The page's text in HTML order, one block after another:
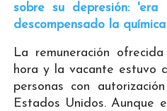
sobre su depresión:
descompensado la
La remuneración
hora y la vacante estuvo
personas con
Estados Unidos. Aunque